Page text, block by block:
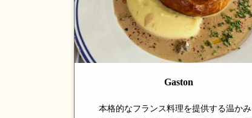
Gaston
本格的なフランス料理を提供する温かみ